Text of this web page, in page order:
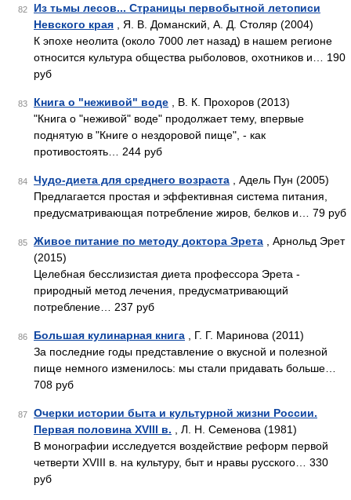
82
Из тьмы лесов... Страницы первобытной летописи
Невского края , Я. В. Доманский, А. Д. Столяр (2004)
К эпохе неолита (около 7000 лет назад) в нашем регионе
относится культура общества рыболовов, охотников и… 190
руб
83 Книга о "неживой" воде , В. К. Прохоров (2013)
"Книга о "неживой" воде" продолжает тему, впервые
поднятую в "Книге о нездоровой пище", - как
противостоять… 244 руб
84 Чудо-диета для среднего возраста , Адель Пун (2005)
Предлагается простая и эффективная система питания,
предусматривающая потребление жиров, белков и… 79 руб
85 Живое питание по методу доктора Эрета , Арнольд Эрет
(2015)
Целебная бесслизистая диета профессора Эрета -
природный метод лечения, предусматривающий
потребление… 237 руб
86 Большая кулинарная книга , Г. Г. Маринова (2011)
За последние годы представление о вкусной и полезной
пище немного изменилось: мы стали придавать больше…
708 руб
87
Очерки истории быта и культурной жизни России.
Первая половина XVIII в. , Л. Н. Семенова (1981)
В монографии исследуется воздействие реформ первой
четверти XVIII в. на культуру, быт и нравы русского… 330
руб